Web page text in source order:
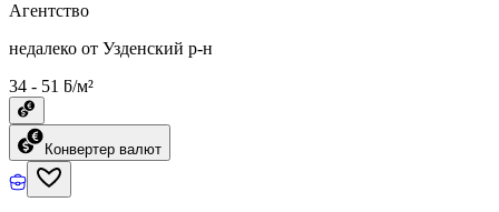
Агентство
недалеко от Узденский р-н
34 - 51 ƃ/м²
Конвертер валют